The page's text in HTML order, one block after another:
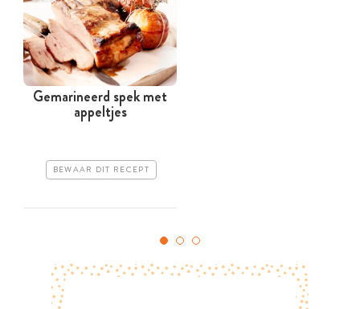
Gemarineerd spek met
appeltjes
BEWAAR DIT RECEPT